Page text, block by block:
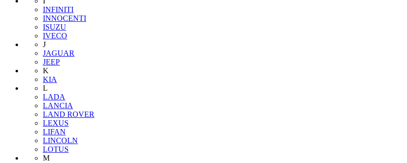
INFINITI
INNOCENTI
ISUZU
IVECO
J
JAGUAR
JEEP
K
KIA
L
LADA
LANCIA
LAND ROVER
LEXUS
LIFAN
LINCOLN
LOTUS
M